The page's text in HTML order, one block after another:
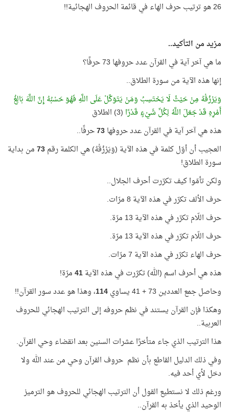
26 هو ترتيب حرف الهاء في قائمة الحروف الهجائية!!
مزيد من التأكيد..
ما هي آخر آية في القرآن عدد حروفها 73 حرفًا؟
إنها هذه الآية من سورة الطلاق..
وَيَرْزُقْهُ مِنْ حَيْثُ لَا يَحْتَسِبُ وَمَنْ يَتَوَكَّلْ عَلَى اللَّهِ فَهُوَ حَسْبُهُ إِنَّ اللَّهَ بَالِغُ
أَمْرِهِ قَدْ جَعَلَ اللَّهُ لِكُلِّ شَيْءٍ قَدْرًا (3) الطلاق
هذه هي آخر آية في القرآن عدد حروفها73حرفًا..
العجيب أن أوّل كلمة في هذه الآية (وَيَرْزُقْهُ) هي الكلمة رقم73من بداية
سورة الطلاق!
ولكن تأمّوا كيف تكرّرت أحرف الجلال..
حرف الألف تكرّر في هذه الآية 8 مرّات.
حرف اللّام تكرّر في هذه الآية 13 مرّة.
حرف اللّام تكرّر في هذه الآية 13 مرّة.
حرف الهاء تكرّر في هذه الآية 7 مرّات.
هذه هي أحرف اسم (الله) تكرّرت في هذه الآية41مرّة!
وحاصل جمع العددين 73 + 41 يساوي
114، وهذا هو عدد سور القرآن!!
وهكذا فإن القرآن يستند في نظم حروفه إلى الترتيب الهجائي للحروف
العربية..
هذا الترتيب الذي جاء متأخرًا عشرات السنين بعد انقضاء وحي القرآن.
وفي ذلك الدليل القاطع بأن نظم حروف القرآن وحي من عند الله ولا
دخل لأي أحد فيه.
ورغم ذلك لا نستطيع القول أن الترتيب الهجائي للحروف هو الترميز
الوحيد الذي يأخذ به القرآن..